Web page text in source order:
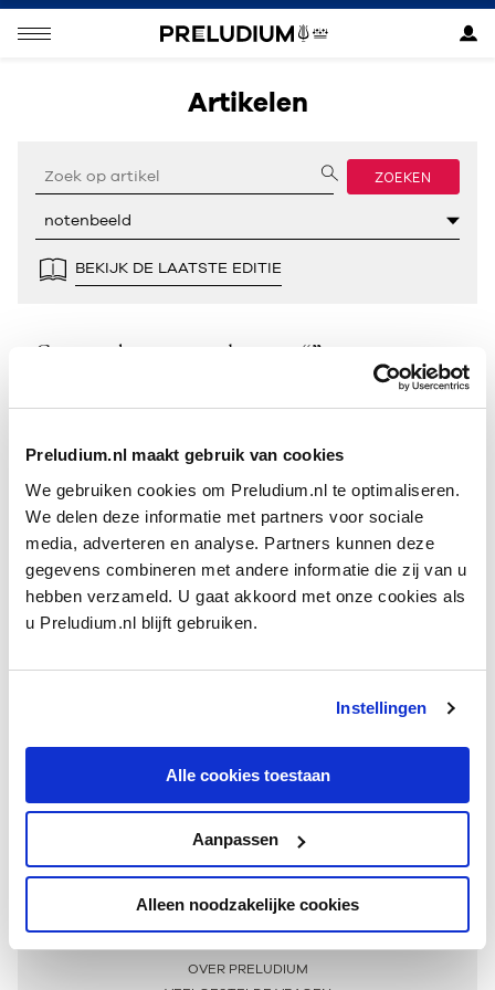
Preludium.nl maakt gebruik van cookies
We gebruiken cookies om Preludium.nl te optimaliseren.
We delen deze informatie met partners voor sociale
media, adverteren en analyse. Partners kunnen deze
gegevens combineren met andere informatie die zij van u
hebben verzameld. U gaat akkoord met onze cookies als
u Preludium.nl blijft gebruiken.
Instellingen
Alle cookies toestaan
Aanpassen
Alleen noodzakelijke cookies
Artikelen
ZOEKEN
BEKIJK DE LAATSTE EDITIE
Geen resultaten gevonden voor “”.
Meer informatie
OVER PRELUDIUM